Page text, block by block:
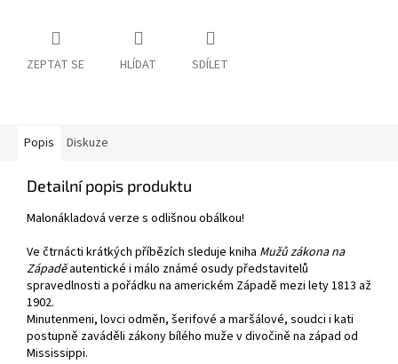
ZEPTAT SE HLÍDAT SDÍLET
Popis Diskuze
Detailní popis produktu
Malonákladová verze s odlišnou obálkou!
Ve čtrnácti krátkých příbězích sleduje kniha Mužů zákona na
Západěautentické i málo známé osudy představitelů
spravedlnosti a pořádku na americkém Západě mezi lety 1813 až
1902.
Minutenmeni, lovci odměn, šerifové a maršálové, soudci i kati
postupně zaváděli zákony bílého muže v divočině na západ od
Mississippi.